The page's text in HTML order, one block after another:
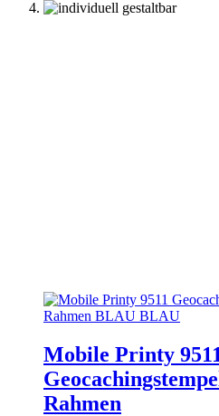
Mobile Printy
Rahmen